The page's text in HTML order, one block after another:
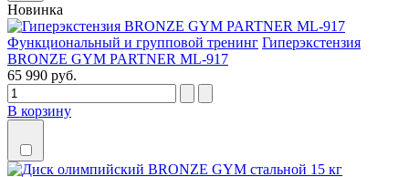
Новинка
Функциональный и групповой тренинг Гиперэкстензия
BRONZE GYM PARTNER ML-917
65 990 руб.
В корзину